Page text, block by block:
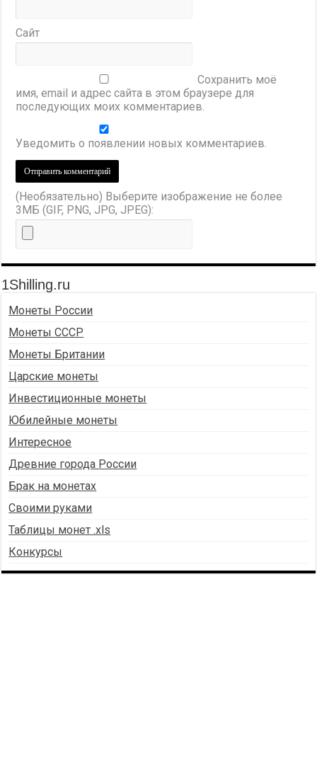
Сайт
Сохранить моё
имя, email и адрес сайта в этом браузере для
последующих моих комментариев.
Уведомить о появлении новых комментариев.
(Необязательно) Выберите изображение не более
3МБ (GIF, PNG, JPG, JPEG):
1Shilling.ru
Монеты России
Монеты СССР
Монеты Британии
Царские монеты
Инвестиционные монеты
Юбилейные монеты
Интересное
Древние города России
Брак на монетах
Своими руками
Таблицы монет .xls
Конкурсы